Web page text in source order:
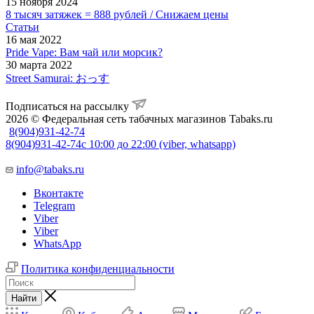
8 тысяч затяжек = 888 рублей / Снижаем цены
Статьи
16 мая 2022
Pride Vape: Вам чай или морсик?
30 марта 2022
Street Samurai: おっす
Подписаться на рассылку
2026 © Федеральная сеть табачных магазинов Tabaks.ru
8(904)931-42-74
8(904)931-42-74с 10:00 до 22:00 (viber, whatsapp)
info@tabaks.ru
Вконтакте
Telegram
Viber
Viber
WhatsApp
Политика конфиденциальности
Найти